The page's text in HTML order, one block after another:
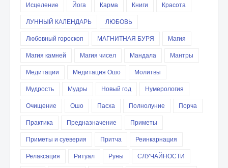
Исцеление
Йога Карма Книги
Красота
ЛУННЫЙ КАЛЕНДАРЬ
ЛЮБОВЬ
Любовный гороскоп
МАГНИТНАЯ БУРЯ
Магия
Магия камней
Магия чисел Мандала
Мантры
Медитации
Медитация Ошо
Молитвы
Мудрость
Мудры Новый год
Нумерология
Очищение
Ошо Пасха Полнолуние
Порча
Практика
Предназначение
Приметы
Приметы и суеверия
Притча
Реинкарнация
Релаксация
Ритуал Руны
СЛУЧАЙНОСТИ